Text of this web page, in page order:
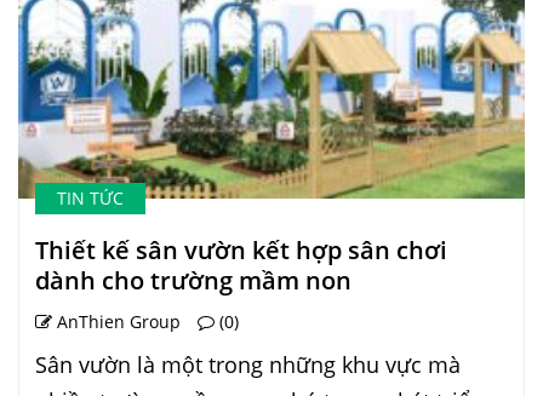
TIN TỨC
Thiết kế sân vườn kết hợp sân chơi
dành cho trường mầm non
AnThien Group (0)
Sân vườn là một trong những khu vực mà